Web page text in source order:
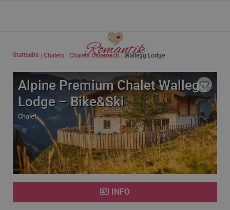
Startseite Chalets Chalets Österreich Wallegg Lodge
Alpine Premium Chalet Wallegg-
Lodge – Bike&Ski
Chalet
INFO